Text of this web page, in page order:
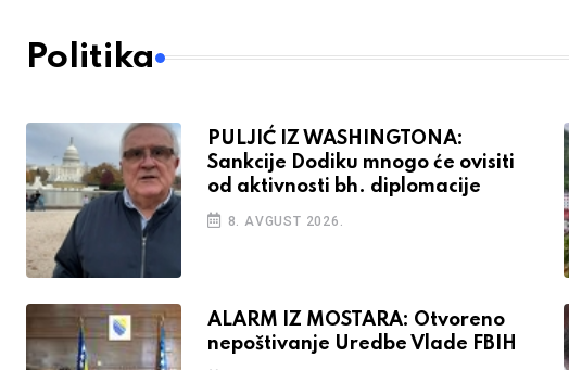
Politika
PULJIĆ IZ WASHINGTONA:
Sankcije Dodiku mnogo će ovisiti
od aktivnosti bh. diplomacije
8. AVGUST 2026.
ALARM IZ MOSTARA: Otvoreno
nepoštivanje Uredbe Vlade FBIH